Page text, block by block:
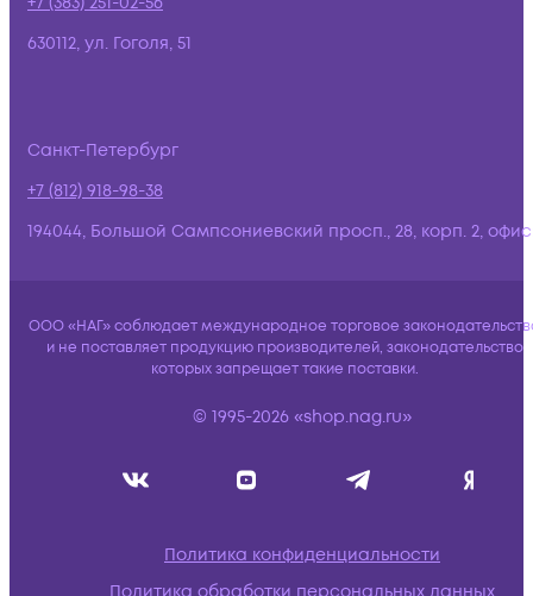
630112, ул. Гоголя, 51
Санкт-Петербург
+7 (812) 918-98-38
194044, Большой Сампсониевский просп., 28, корп. 2,
ООО «НАГ» соблюдает международное торговое
и не поставляет продукцию производителей, законодательство
которых запрещает такие поставки.
© 1995-2026 «shop.nag.ru»
Политика конфиденциальности